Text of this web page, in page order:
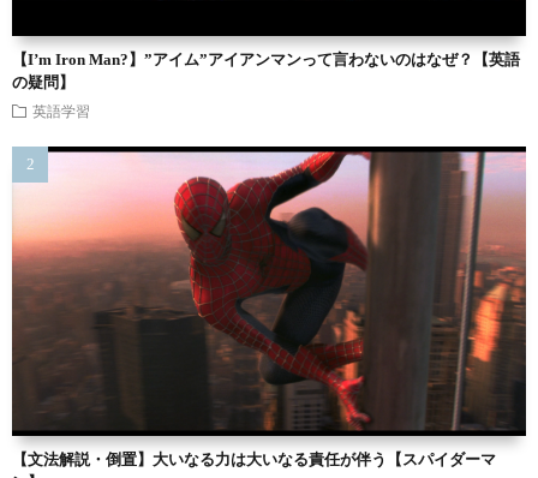
【I’m Iron Man?】”アイム”アイアンマンって言わないのはなぜ？【英語
の疑問】
英語学習
【文法解説・倒置】大いなる力は大いなる責任が伴う【スパイダーマ